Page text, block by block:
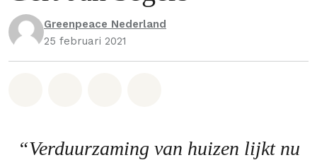
Greenpeace Nederland
25 februari 2021
“Verduurzaming van huizen lijkt nu